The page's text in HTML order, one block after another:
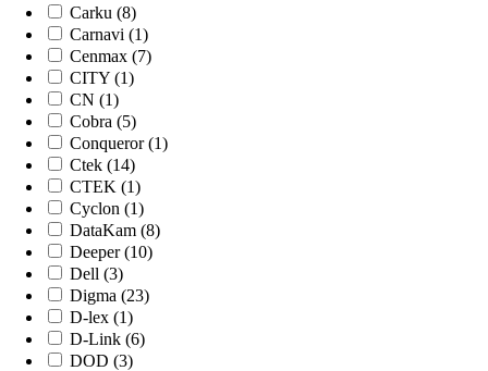
Carku (8)
Carnavi (1)
Cenmax (7)
CITY (1)
CN (1)
Cobra (5)
Conqueror (1)
Ctek (14)
CTEK (1)
Cyclon (1)
DataKam (8)
Deeper (10)
Dell (3)
Digma (23)
D-lex (1)
D-Link (6)
DOD (3)